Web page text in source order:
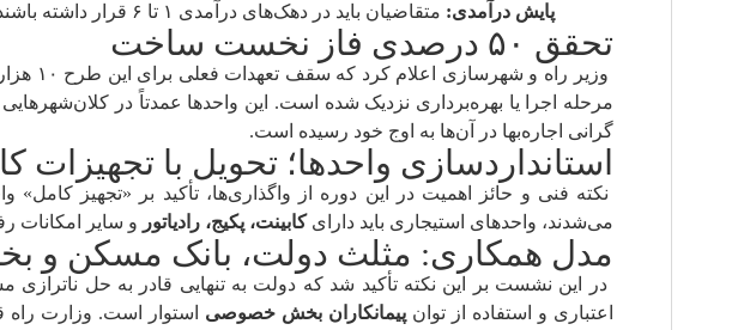
پایش درآمدی: متقاضیان باید در دهک‌های درآمدی ۱ تا ۶ قرار داشته باشند.
تحقق ۵۰ درصدی فاز نخست ساخت
مرحله اجرا یا بهره‌برداری نزدیک شده است. این واحدها عمدتاً در کلان‌شهرهایی
گرانی اجاره‌بها در آن‌ها به اوج خود رسیده است.
استانداردسازی واحدها؛ تحویل با تجهیزات
نکته فنی و حائز اهمیت در این دوره از واگذاری‌ها، تأکید بر «تجهیز
می‌شدند، واحدهای استیجاری باید دارایکابینت، پکیج، رادیاتور و سایر امکانات
مدل همکاری: مثلث دولت، بانک مسکن
در این نشست بر این نکته تأکید شد که دولت به تنهایی قادر به حل
اعتباری و استفاده از توان پیمانکاران بخش خصوصی استوار است. وزارت راه